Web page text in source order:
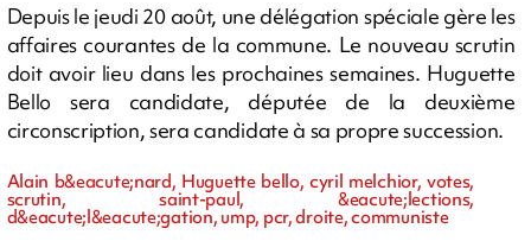
Depuis le jeudi 20 août, une délégation spéciale gère les
affaires courantes de la commune. Le nouveau scrutin
doit avoir lieu dans les prochaines semaines. Huguette
Bello sera candidate, députée de la deuxième
circonscription, sera candidate à sa propre succession.
Alain b&eacute;nard, Huguette bello, cyril melchior, votes,
scrutin, saint-paul, &eacute;lections,
d&eacute;l&eacute;gation, ump, pcr, droite, communiste